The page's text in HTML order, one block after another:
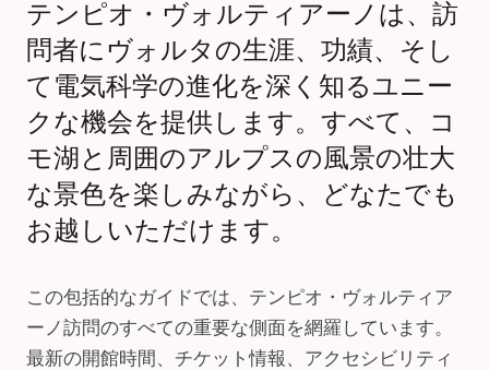
テンピオ・ヴォルティアーノは、訪
問者にヴォルタの生涯、功績、そし
て電気科学の進化を深く知るユニー
クな機会を提供します。すべて、コ
モ湖と周囲のアルプスの風景の壮大
な景色を楽しみながら、どなたでも
お越しいただけます。
この包括的なガイドでは、テンピオ・ヴォルティア
ーノ訪問のすべての重要な側面を網羅しています。
最新の開館時間、チケット情報、アクセシビリティ